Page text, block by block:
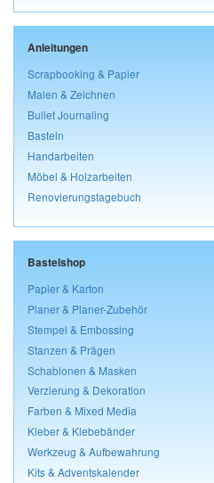
Anleitungen
Scrapbooking & Papier
Malen & Zeichnen
Bullet Journaling
Basteln
Handarbeiten
Möbel & Holzarbeiten
Renovierungstagebuch
Bastelshop
Papier & Karton
Planer & Planer-Zubehör
Stempel & Embossing
Stanzen & Prägen
Schablonen & Masken
Verzierung & Dekoration
Farben & Mixed Media
Kleber & Klebebänder
Werkzeug & Aufbewahrung
Kits & Adventskalender